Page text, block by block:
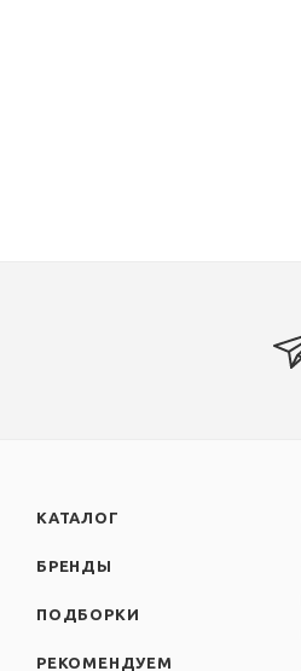
КАТАЛОГ
БРЕНДЫ
ПОДБОРКИ
РЕКОМЕНДУЕМ